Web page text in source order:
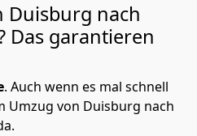
Duisburg nach
Das garantieren
. Auch wenn es mal schnell
Umzug von Duisburg nach